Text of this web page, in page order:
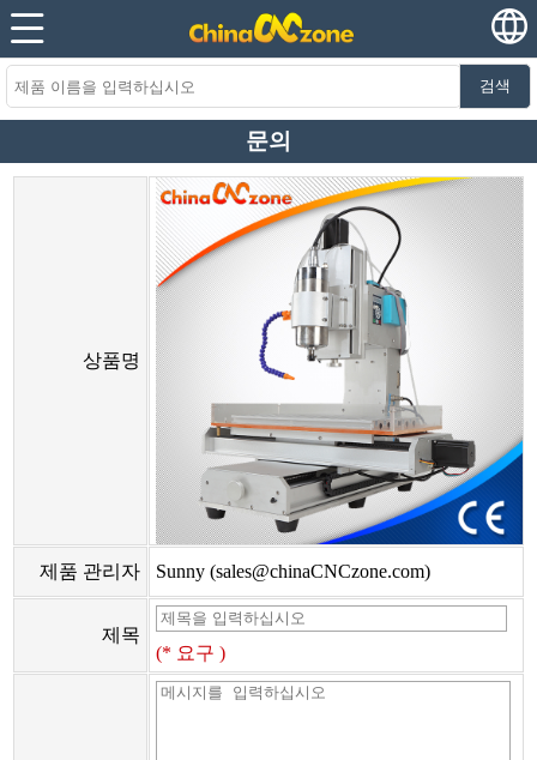
검색
문의
상품명
제품 관리자 Sunny (sales@chinaCNCzone.com)
제목
(* 요구 )